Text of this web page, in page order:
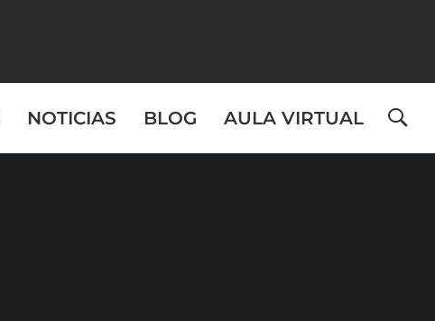
NOTICIAS BLOG AULA VIRTUAL